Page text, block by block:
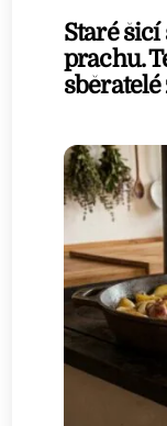
Staré šicí
prachu.